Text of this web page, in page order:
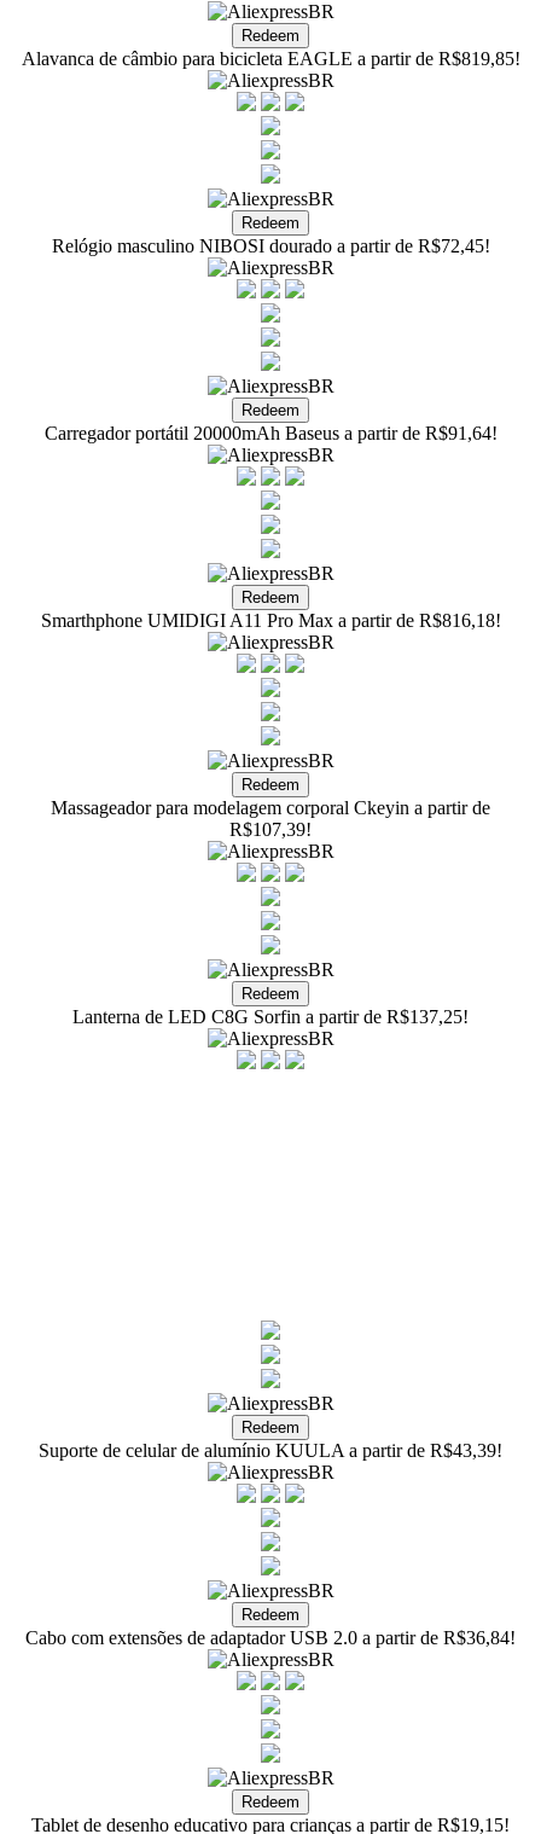
Alavanca de câmbio para bicicleta EAGLE a partir de R$819,85!
Relógio masculino NIBOSI dourado a partir de R$72,45!
Carregador portátil 20000mAh Baseus a partir de R$91,64!
Smarthphone UMIDIGI A11 Pro Max a partir de R$816,18!
Massageador para modelagem corporal Ckeyin a partir de
R$107,39!
Lanterna de LED C8G Sorfin a partir de R$137,25!
Suporte de celular de alumínio KUULA a partir de R$43,39!
Cabo com extensões de adaptador USB 2.0 a partir de R$36,84!
Tablet de desenho educativo para crianças a partir de R$19,15!